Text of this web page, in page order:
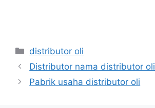
distributor oli
Distributor nama distributor oli
Pabrik usaha distributor oli